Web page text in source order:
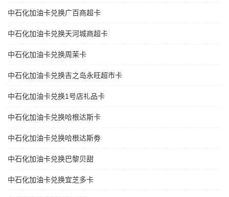
中石化加油卡兑换广百商超卡
中石化加油卡兑换天河城商超卡
中石化加油卡兑换周茉卡
中石化加油卡兑换吉之岛永旺超市卡
中石化加油卡兑换1号店礼品卡
中石化加油卡兑换哈根达斯卡
中石化加油卡兑换哈根达斯劵
中石化加油卡兑换巴黎贝甜
中石化加油卡兑换宜芝多卡